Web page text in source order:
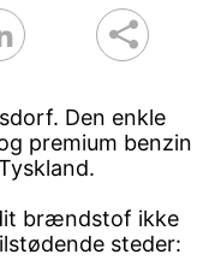
Den enkle
premium benzin
brændstof ikke
steder: